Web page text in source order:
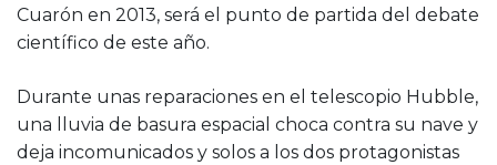
Cuarón en 2013, será el punto de partida del debate
científico de este año.
Durante unas reparaciones en el telescopio Hubble,
una lluvia de basura espacial choca contra su nave y
deja incomunicados y solos a los dos protagonistas